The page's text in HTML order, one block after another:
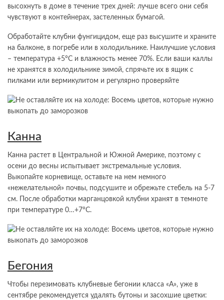
высохнуть в доме в течение трех дней: лучше всего они себя
чувствуют в контейнерах, застеленных бумагой.
Обработайте клубни фунгицидом, еще раз высушите и храните
на балконе, в погребе или в холодильнике. Наилучшие условия
– температура +5°С и влажность менее 70%. Если ваши каллы
не хранятся в холодильнике зимой, спрячьте их в ящик с
пилками или вермикулитом и регулярно проверяйте
Канна
Канна растет в Центральной и Южной Америке, поэтому с
осени до весны испытывает экстремальные условия.
Выкопайте корневище, оставьте на нем немного
«нежелательной» почвы, подсушите и обрежьте стебель на 5-7
см. После обработки марганцовкой клубни хранят в темноте
при температуре 0…+7°С.
Бегония
Чтобы перезимовать клубневые бегонии класса «А», уже в
сентябре рекомендуется удалять бутоны и засохшие цветки: